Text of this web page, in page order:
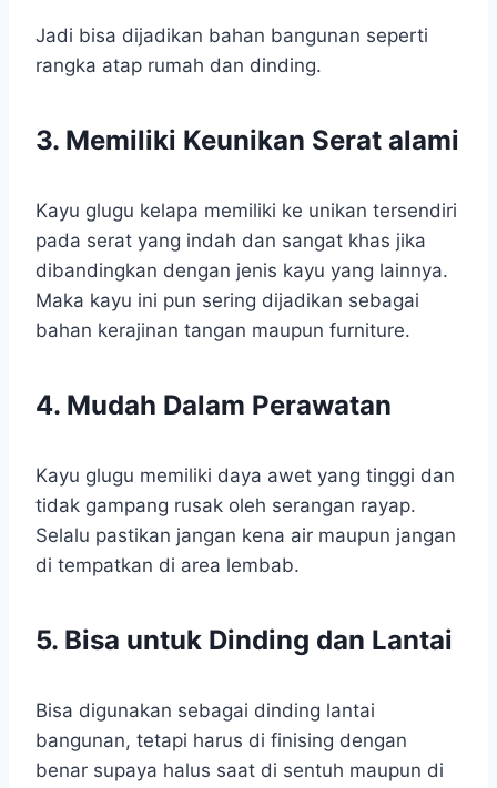
Jadi bisa dijadikan bahan bangunan seperti
rangka atap rumah dan dinding.
3. Memiliki Keunikan Serat alami
Kayu glugu kelapa memiliki ke unikan tersendiri
pada serat yang indah dan sangat khas jika
dibandingkan dengan jenis kayu yang lainnya.
Maka kayu ini pun sering dijadikan sebagai
bahan kerajinan tangan maupun furniture.
4. Mudah Dalam Perawatan
Kayu glugu memiliki daya awet yang tinggi dan
tidak gampang rusak oleh serangan rayap.
Selalu pastikan jangan kena air maupun jangan
di tempatkan di area lembab.
5. Bisa untuk Dinding dan Lantai
Bisa digunakan sebagai dinding lantai
bangunan, tetapi harus di finising dengan
benar supaya halus saat di sentuh maupun di